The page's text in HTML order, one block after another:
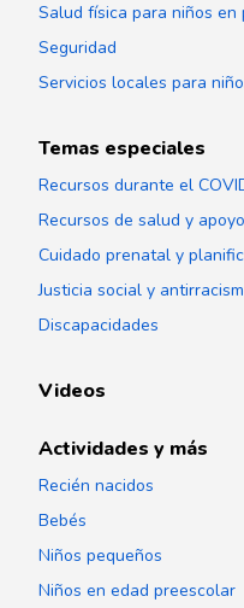
Salud física para niños en
Seguridad
Servicios locales para
Temas especiales
Recursos durante el
Recursos de salud y
Cuidado prenatal y
Justicia social y
Discapacidades
Videos
Actividades y más
Recién nacidos
Bebés
Niños pequeños
Niños en edad preescolar